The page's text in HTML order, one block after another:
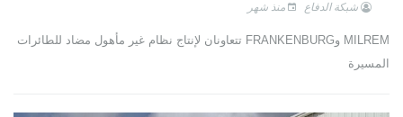
شبكة الدفاع منذ شهر
MILREM وFRANKENBURG تتعاونان لإنتاج نظام غير مأهول مضاد للطائرات
المسيرة